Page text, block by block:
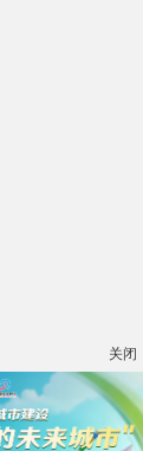
关闭